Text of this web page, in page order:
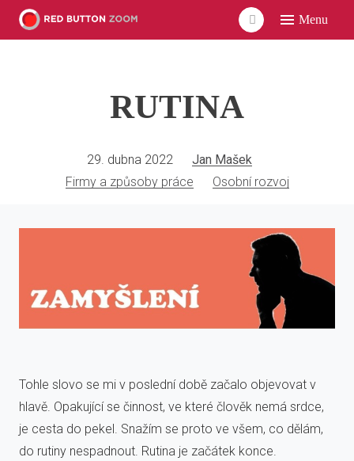
Menu
RUTINA
29. dubna 2022
Jan Mašek
Firmy a způsoby práce
Osobní rozvoj
Tohle slovo se mi v poslední době začalo objevovat v
hlavě. Opakující se činnost, ve které člověk nemá srdce,
je cesta do pekel. Snažím se proto ve všem, co dělám,
do rutiny nespadnout. Rutina je začátek konce.